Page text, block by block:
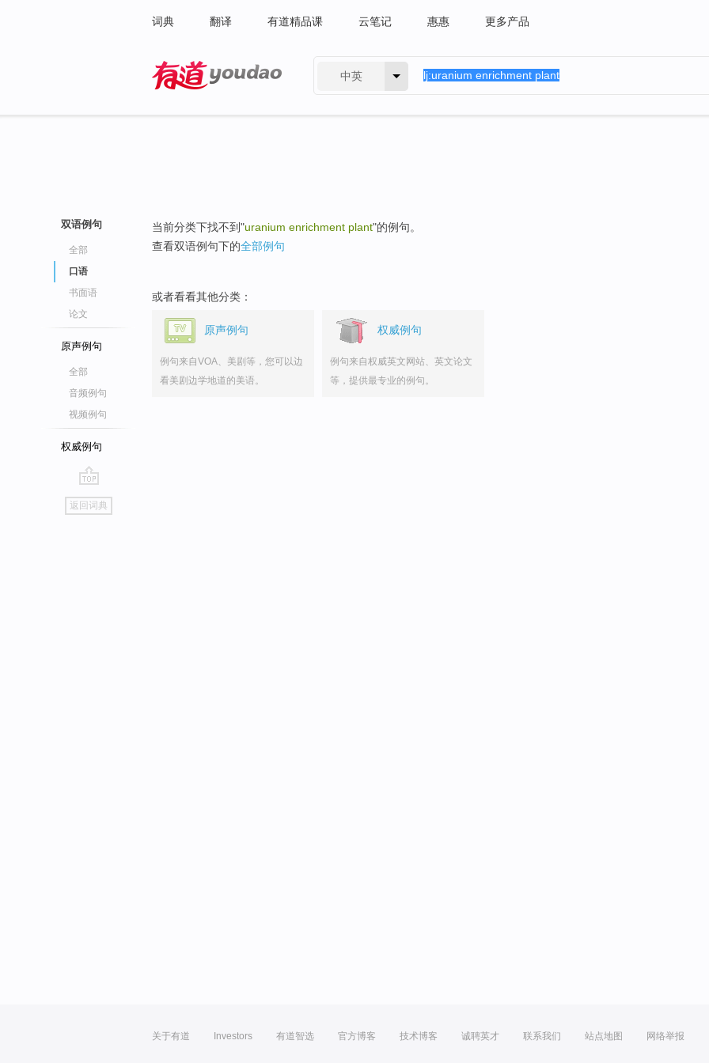
词典 翻译 有道精品课 云笔记 惠惠 更多产品
中英
双语例句
全部
口语
书面语
论文
原声例句
全部
音频例句
视频例句
权威例句
go
top
返回词典
当前分类下找不到"uranium enrichment plant"的例句。
查看双语例句下的全部例句
或者看看其他分类：
原声例句
例句来自VOA、美剧等，您可以边
看美剧边学地道的美语。
权威例句
例句来自权威英文网站、英文论文
等，提供最专业的例句。
关于有道 Investors 有道智选 官方博客 技术博客 诚聘英才 联系我们 站点地图 网络举报